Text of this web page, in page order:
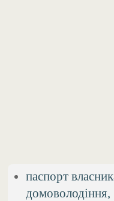
паспорт
домоволодіння,